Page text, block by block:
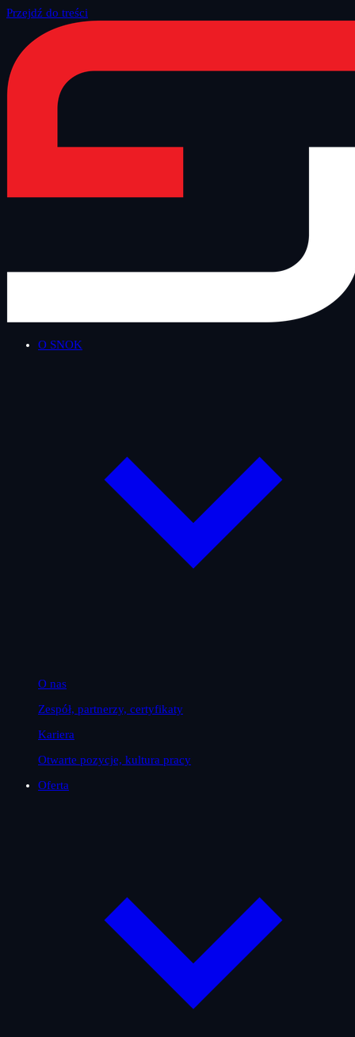
Przejdź do treści
O SNOK
O nas
Zespół, partnerzy, certyfikaty
Kariera
Otwarte pozycje, kultura pracy
Oferta
Strona główna